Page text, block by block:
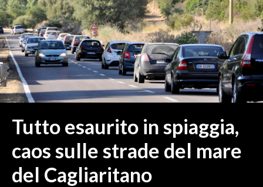
MEDIO CAMPIDANO
ORISTANO E PROVINCIA
SASSARI E PROVINCIA
GALLURA
NUORO E PROVINCIA
OGLIASTRA
ITALIA
MONDO
Tutto esaurito in spiaggia,
caos sulle strade del mare
del Cagliaritano